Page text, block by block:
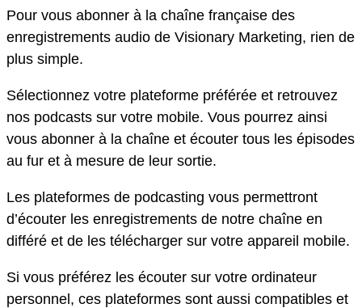
Pour vous abonner à la chaîne française des
enregistrements audio de Visionary Marketing, rien de
plus simple.
Sélectionnez votre plateforme préférée et retrouvez
nos podcasts sur votre mobile. Vous pourrez ainsi
vous abonner à la chaîne et écouter tous les épisodes
au fur et à mesure de leur sortie.
Les plateformes de podcasting vous permettront
d’écouter les enregistrements de notre chaîne en
différé et de les télécharger sur votre appareil mobile.
Si vous préférez les écouter sur votre ordinateur
personnel, ces plateformes sont aussi compatibles et